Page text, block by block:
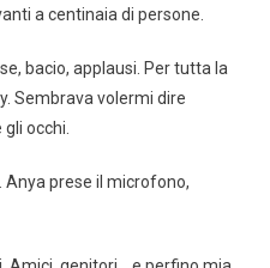
a centinaia di persone.
bacio, applausi. Per tutta la
Sembrava volermi dire
occhi.
Anya prese il microfono,